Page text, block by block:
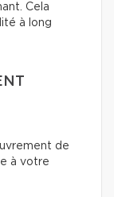
Cela
à long
de
à votre